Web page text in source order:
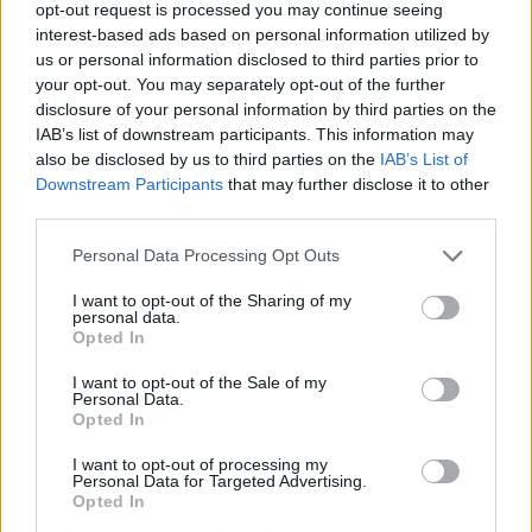
opt-out request is processed you may continue seeing
interest-based ads based on personal information utilized by
us or personal information disclosed to third parties prior to
your opt-out. You may separately opt-out of the further
disclosure of your personal information by third parties on the
IAB’s list of downstream participants. This information may
also be disclosed by us to third parties on the IAB’s List of
Downstream Participants that may further disclose it to other
Personal Data Processing Opt Outs
I want to opt-out of the Sharing of my
personal data.
Opted In
I want to opt-out of the Sale of my
Personal Data.
Opted In
I want to opt-out of processing my
Personal Data for Targeted Advertising.
Opted In
Νέα Mercedes-Benz GLB: Hybrid
και Electric, με όφελος 2.000
ευρώ
Η Toyota φέρνει νέα γενιά
μπαταριών για τα υβριδικά της
Σε κινεζική… πολιορκία η ευρωπαϊκή αυτοκινητοβιομηχανία
ΠΑΟΚ: Με τον Μάρκους Φόστερ
ολοκληρώθηκαν οι αφίξεις - Οι
δηλώσεις του (vid & pics)
Εθνική Κορασίδων: Κόντρα στη
Νορβηγία για την πρόκριση
Ταχύτερα και αυστηρότερα: Το νέο ψηφιακό καθεστώς της ΑΑΔΕ για